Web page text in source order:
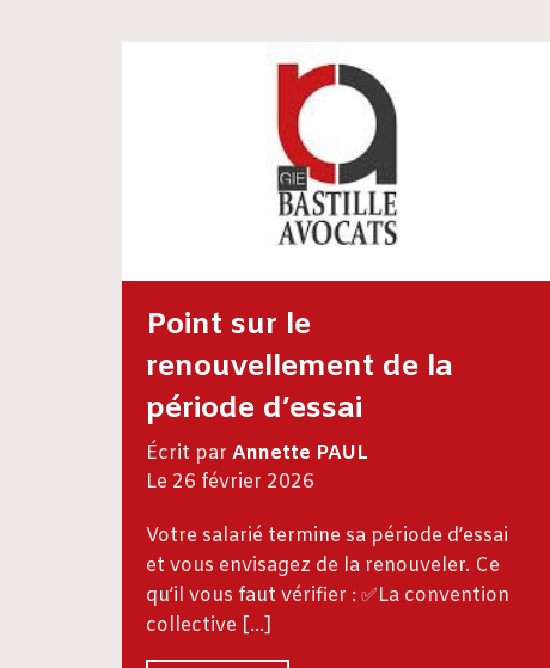
Point sur le
renouvellement de la
période d’essai
Écrit par Annette PAUL
Le 26 février 2026
Votre salarié termine sa période d’essai
et vous envisagez de la renouveler. Ce
qu’il vous faut vérifier : ✅La convention
collective […]